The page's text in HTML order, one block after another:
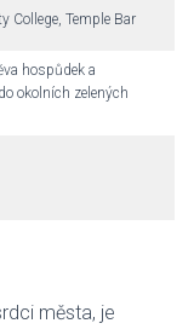
College, Temple Bar
hospůdek a
okolních zelených
města, je